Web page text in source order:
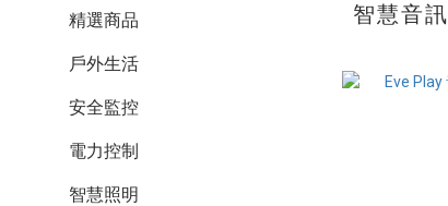
精選商品
戶外生活
安全監控
電力控制
智慧照明
智慧音訊